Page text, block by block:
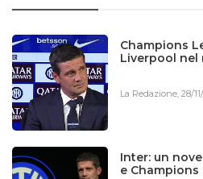
Champions
Liverpool nel
La Redazione,28/
Inter: un
e Champions